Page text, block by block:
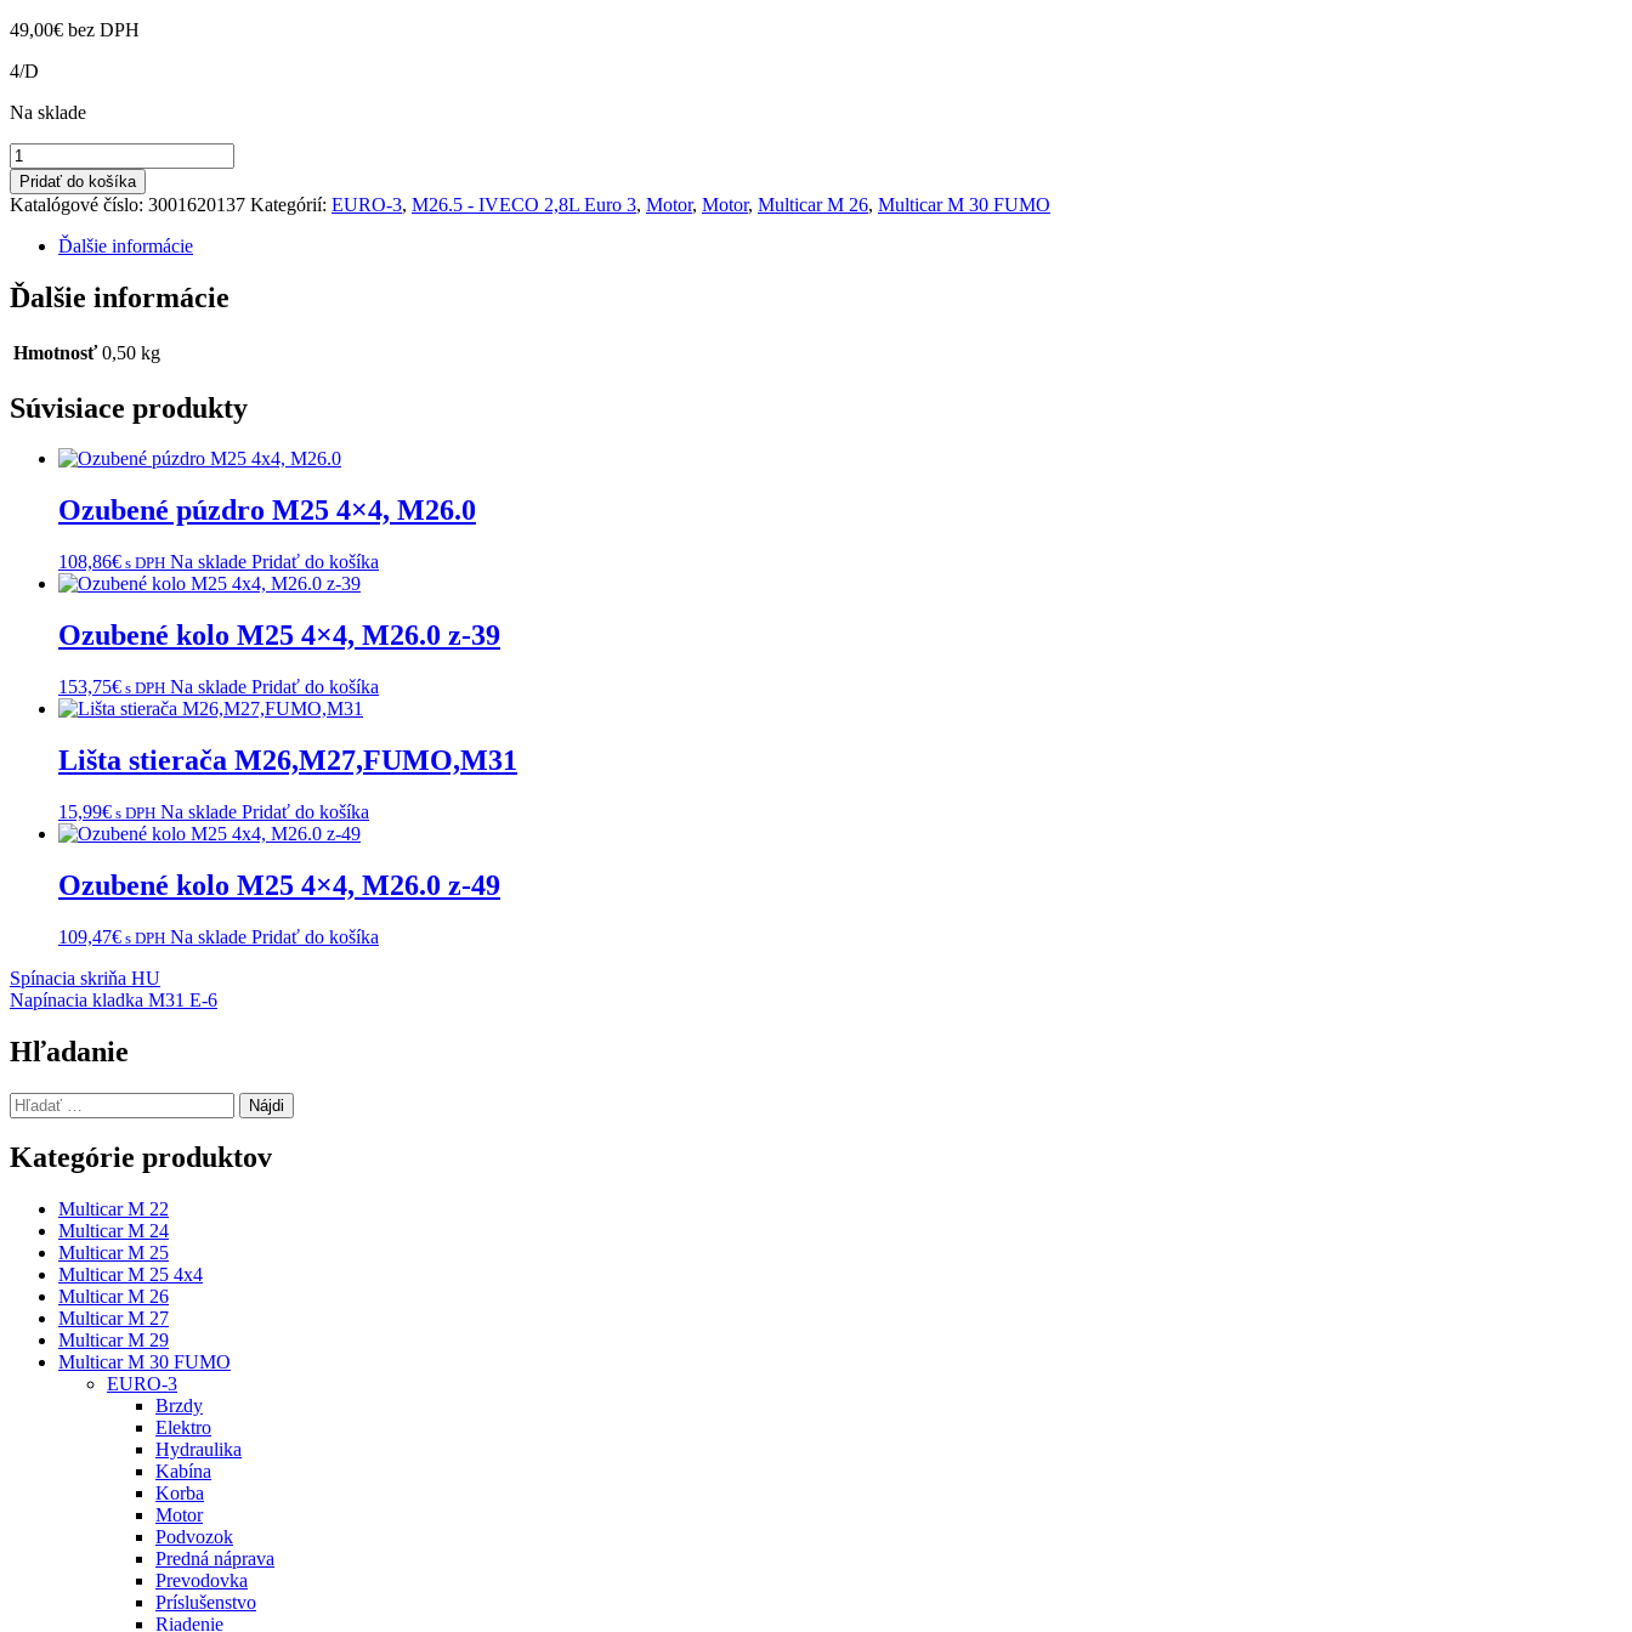
49,00€ bez DPH
4/D
Na sklade
množstvo
Rozvodová
palivová
hadička
M26.5
FUMO
E3
Pridať do košíka
Katalógové číslo: 3001620137 Kategórií: EURO-3, M26.5 - IVECO 2,8L Euro 3, Motor, Motor, Multicar M 26, Multicar M 30 FUMO
Ďalšie informácie
Ďalšie informácie
Hmotnosť 0,50 kg
Súvisiace produkty
Ozubené púzdro M25 4×4, M26.0
108,86€ s DPH Na sklade Pridať do košíka
Ozubené kolo M25 4×4, M26.0 z-39
153,75€ s DPH Na sklade Pridať do košíka
Lišta stierača M26,M27,FUMO,M31
15,99€ s DPH Na sklade Pridať do košíka
Ozubené kolo M25 4×4, M26.0 z-49
109,47€ s DPH Na sklade Pridať do košíka
Navigácia
v
článku
Spínacia skriňa HU
Napínacia kladka M31 E-6
Hľadanie
Hľadať:
Kategórie produktov
Multicar M 22
Multicar M 24
Multicar M 25
Multicar M 25 4x4
Multicar M 26
Multicar M 27
Multicar M 29
Multicar M 30 FUMO
EURO-3
Brzdy
Elektro
Hydraulika
Kabína
Korba
Motor
Podvozok
Predná náprava
Prevodovka
Príslušenstvo
Riadenie